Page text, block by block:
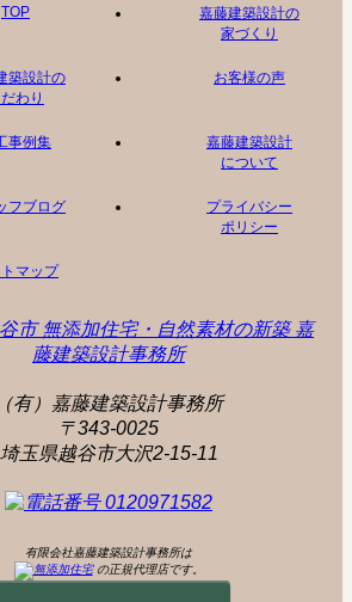
TOP
嘉藤建築設計の
家づくり
築設計の
わり
お客様の声
事例集
嘉藤建築設計
について
フブログ
プライバシー
ポリシー
マップ
（有）嘉藤建築設計事務所
〒343-0025
埼玉県越谷市大沢2-15-11
有限会社嘉藤建築設計事務所は
の正規代理店です。